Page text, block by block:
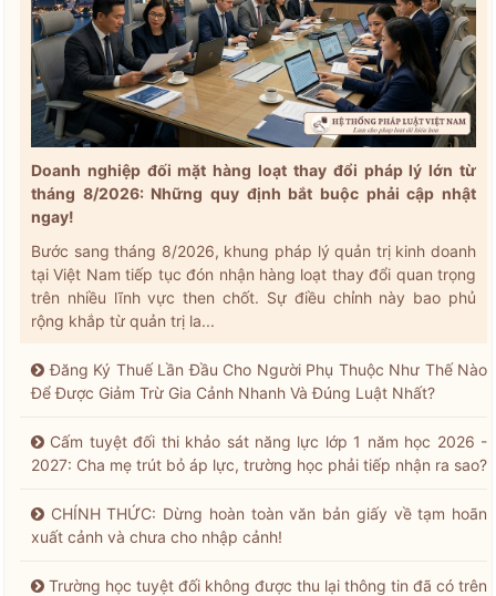
Doanh nghiệp đối mặt hàng loạt thay đổi pháp lý lớn từ
tháng 8/2026: Những quy định bắt buộc phải cập nhật
ngay!
Bước sang tháng 8/2026, khung pháp lý quản trị kinh doanh
tại Việt Nam tiếp tục đón nhận hàng loạt thay đổi quan trọng
trên nhiều lĩnh vực then chốt. Sự điều chỉnh này bao phủ
rộng khắp từ quản trị la...
Đăng Ký Thuế Lần Đầu Cho Người Phụ Thuộc Như Thế Nào
Để Được Giảm Trừ Gia Cảnh Nhanh Và Đúng Luật Nhất?
Cấm tuyệt đối thi khảo sát năng lực lớp 1 năm học 2026 -
2027: Cha mẹ trút bỏ áp lực, trường học phải tiếp nhận ra sao?
CHÍNH THỨC: Dừng hoàn toàn văn bản giấy về tạm hoãn
xuất cảnh và chưa cho nhập cảnh!
Trường học tuyệt đối không được thu lại thông tin đã có trên